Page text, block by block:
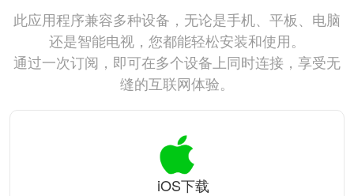
此应用程序兼容多种设备，无论是手机、平板、电脑
还是智能电视，您都能轻松安装和使用。
通过一次订阅，即可在多个设备上同时连接，享受无
缝的互联网体验。
iOS下载